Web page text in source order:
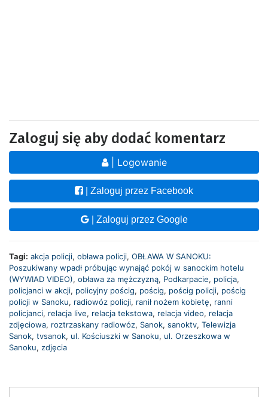
Zaloguj się aby dodać komentarz
| Logowanie
| Zaloguj przez Facebook
| Zaloguj przez Google
Tagi: akcja policji, obława policji, OBŁAWA W SANOKU:
Poszukiwany wpadł próbując wynająć pokój w sanockim hotelu
(WYWIAD VIDEO), obława za mężczyzną, Podkarpacie, policja,
policjanci w akcji, policyjny pościg, pościg, pościg policji, pościg
policji w Sanoku, radiowóz policji, ranił nożem kobietę, ranni
policjanci, relacja live, relacja tekstowa, relacja video, relacja
zdjęciowa, roztrzaskany radiowóz, Sanok, sanoktv, Telewizja
Sanok, tvsanok, ul. Kościuszki w Sanoku, ul. Orzeszkowa w
Sanoku, zdjęcia